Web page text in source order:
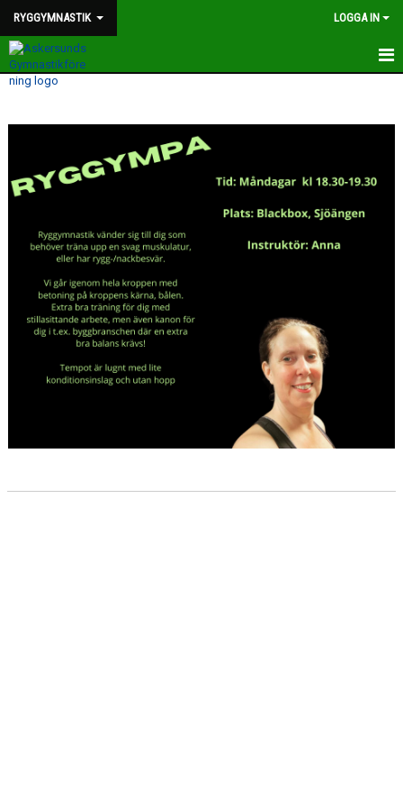
RYGGYMNASTIK LOGGA IN
HEM